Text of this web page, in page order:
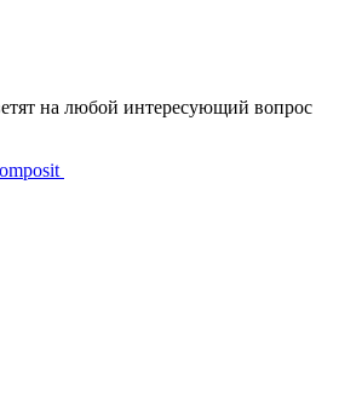
на любой интересующий вопрос